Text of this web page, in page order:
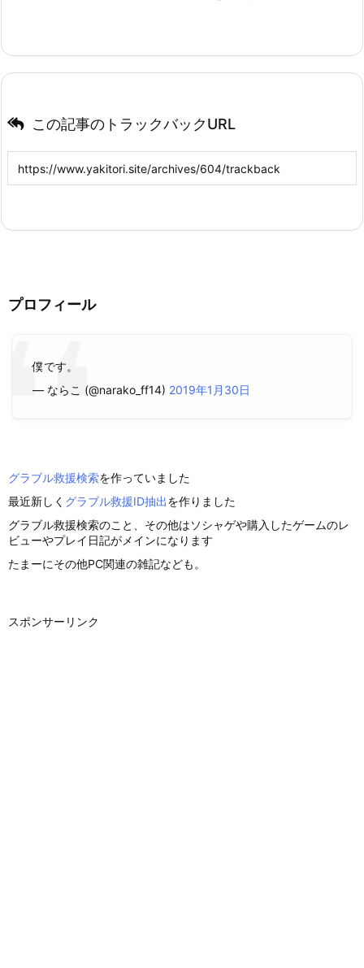
この記事のトラックバックURL
プロフィール
僕です。
— ならこ (@narako_ff14) 2019年1月30日
グラブル救援検索を作っていました
最近新しく グラブル救援ID抽出を作りました
グラブル救援検索のこと、その他はソシャゲや購入したゲームのレ
ビューやプレイ日記がメインになります
たまーにその他PC関連の雑記なども。
スポンサーリンク